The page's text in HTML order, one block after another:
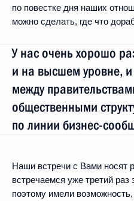
по повестке дня наших
можно сделать, где что
У нас очень хорошо
и на высшем уровне,
между
общественными
по линии бизнес-
Наши встречи с Вами носят
встречаемся уже третий
поэтому имели